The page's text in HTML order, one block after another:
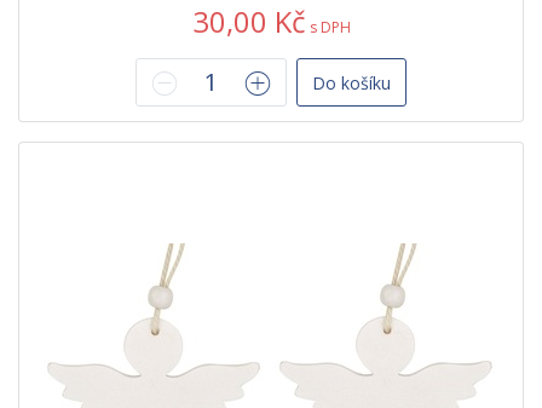
30,00 Kč s DPH
Do košíku